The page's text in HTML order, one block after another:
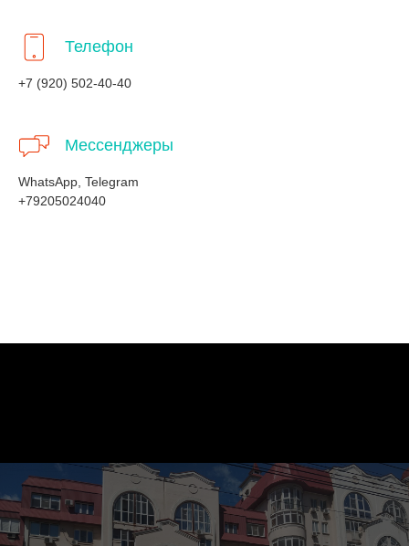
Телефон
+7 (920) 502-40-40
Мессенджеры
WhatsApp, Telegram
+79205024040